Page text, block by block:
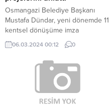
Osmangazi Belediye Başkanı
Mustafa Dündar, yeni dönemde 11
kentsel dönüşüme imza
atacaklarını, İnkaya'da 500
dönümlük yeni millet bahçesi ve
Osmangazi Meydanı'nın 2.etabına
imza atacaklarını belirterek, "Tarihi
dönüşümü Kayhan ve Hisar
bölgesinin tamamına yayacağız.
06.03.2024 00:12 0